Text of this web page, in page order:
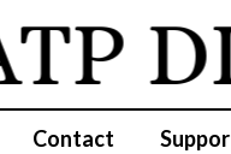
Contact